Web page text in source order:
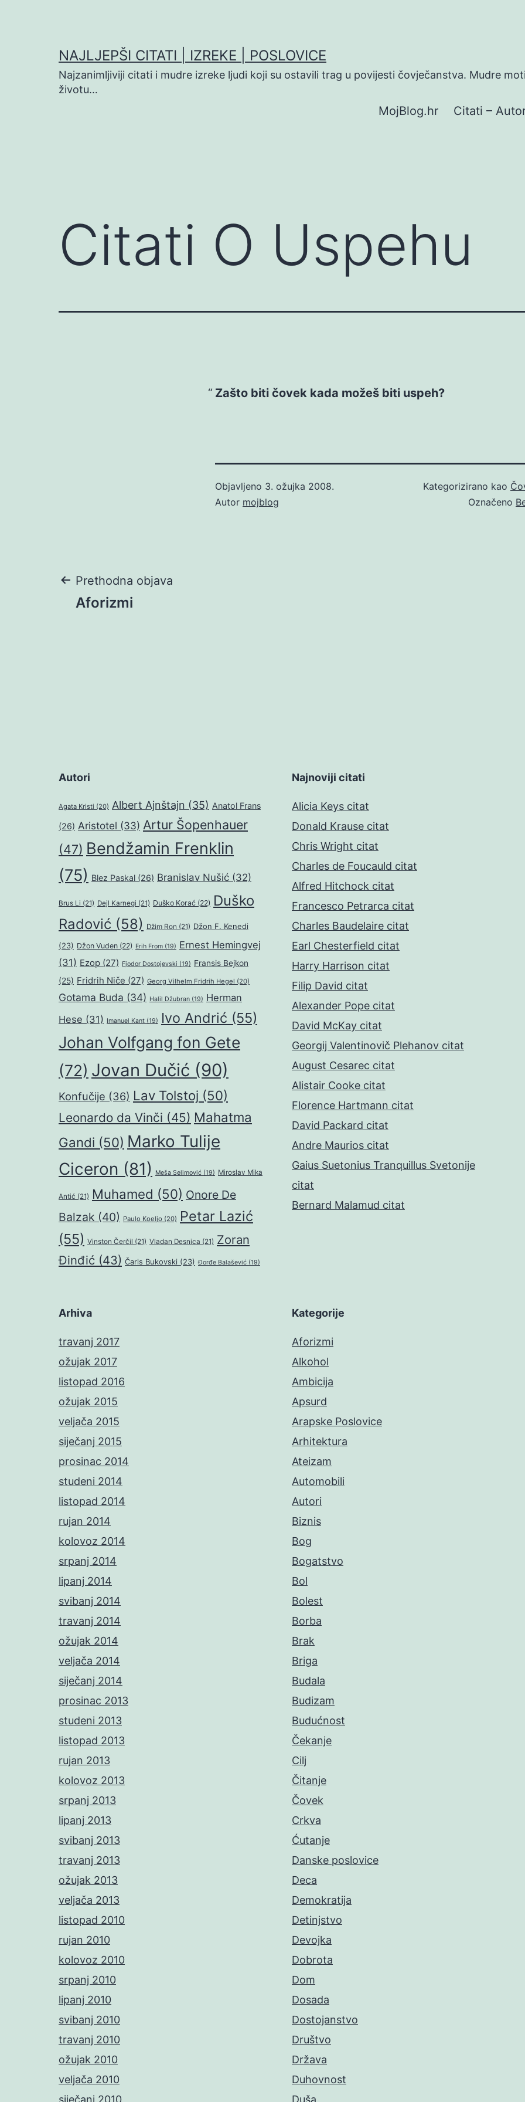
NAJLJEPŠI CITATI | IZREKE | POSLOVICE
Najzanimljiviji citati i mudre izreke ljudi koji su ostavili trag u povijesti čovječanstva. Mudre
životu…
MojBlog.hr Citati –
Citati O Uspehu
Zašto biti čovek kada možeš biti uspeh?
Objavljeno 3. ožujka 2008.
Autor mojblog
Kategorizirano kao
Označeno
Navigacija
Prethodna objava
Aforizmi
Autori
Agata Kristi (20) Albert Ajnštajn (35) Anatol Frans
(26) Aristotel (33) Artur Šopenhauer
(47) Bendžamin Frenklin
(75) Blez Paskal (26) Branislav Nušić (32)
Brus Li (21) Dejl Karnegi (21) Duško Korać (22) Duško
Radović (58) Džim Ron (21) Džon F. Kenedi
(23) Džon Vuden (22) Erih From (19) Ernest Hemingvej
(31) Ezop (27) Fjodor Dostojevski (19) Fransis Bejkon
(25) Fridrih Niče (27) Georg Vilhelm Fridrih Hegel (20)
Gotama Buda (34) Halil Džubran (19) Herman
Hese (31) Imanuel Kant (19) Ivo Andrić (55)
Johan Volfgang fon Gete
(72) Jovan Dučić (90)
Konfučije (36) Lav Tolstoj (50)
Leonardo da Vinči (45) Mahatma
Gandi (50) Marko Tulije
Ciceron (81) Meša Selimović (19) Miroslav Mika
Antić (21) Muhamed (50) Onore De
Balzak (40) Paulo Koeljo (20) Petar Lazić
(55) Vinston Čerčil (21) Vladan Desnica (21) Zoran
Đinđić (43) Čarls Bukovski (23) Đorđe Balašević (19)
Najnoviji citati
Alicia Keys citat
Donald Krause citat
Chris Wright citat
Charles de Foucauld citat
Alfred Hitchock citat
Francesco Petrarca citat
Charles Baudelaire citat
Earl Chesterfield citat
Harry Harrison citat
Filip David citat
Alexander Pope citat
David McKay citat
Georgij Valentinovič Plehanov citat
August Cesarec citat
Alistair Cooke citat
Florence Hartmann citat
David Packard citat
Andre Maurios citat
Gaius Suetonius Tranquillus Svetonije
citat
Bernard Malamud citat
Arhiva
travanj 2017
ožujak 2017
listopad 2016
ožujak 2015
veljača 2015
siječanj 2015
prosinac 2014
studeni 2014
listopad 2014
rujan 2014
kolovoz 2014
srpanj 2014
lipanj 2014
svibanj 2014
travanj 2014
ožujak 2014
veljača 2014
siječanj 2014
prosinac 2013
studeni 2013
listopad 2013
rujan 2013
kolovoz 2013
srpanj 2013
lipanj 2013
svibanj 2013
travanj 2013
ožujak 2013
veljača 2013
listopad 2010
rujan 2010
kolovoz 2010
srpanj 2010
lipanj 2010
svibanj 2010
travanj 2010
ožujak 2010
veljača 2010
siječanj 2010
Kategorije
Aforizmi
Alkohol
Ambicija
Apsurd
Arapske Poslovice
Arhitektura
Ateizam
Automobili
Autori
Biznis
Bog
Bogatstvo
Bol
Bolest
Borba
Brak
Briga
Budala
Budizam
Budućnost
Čekanje
Cilj
Čitanje
Čovek
Crkva
Ćutanje
Danske poslovice
Deca
Demokratija
Detinjstvo
Devojka
Dobrota
Dom
Dosada
Dostojanstvo
Društvo
Država
Duhovnost
Duša